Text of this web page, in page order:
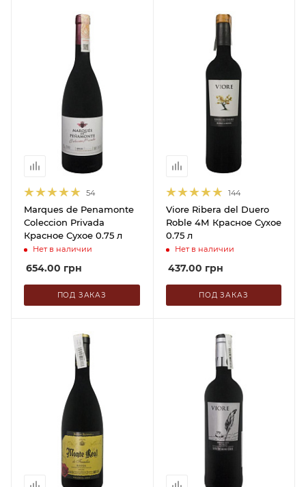
54
Marques de Penamonte
Coleccion Privada
Красное Сухое 0.75 л
Нет в наличии
654.00 грн
ПОД ЗАКАЗ
144
Viore Ribera del Duero
Roble 4М Красное Сухое
0.75 л
Нет в наличии
437.00 грн
ПОД ЗАКАЗ